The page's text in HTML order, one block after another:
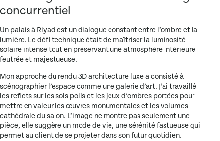
concurrentiel
Un palais à Riyad est un dialogue constant entre l’ombre et la
lumière. Le défi technique était de maîtriser la luminosité
solaire intense tout en préservant une atmosphère intérieure
feutrée et majestueuse.
Mon approche du rendu 3D architecture luxea consisté à
scénographier l’espace comme une galerie d’art. J’ai travaillé
les reflets sur les sols polis et les jeux d’ombres portées pour
mettre en valeur les œuvres monumentales et les volumes
cathédrale du salon. L’image ne montre pas seulement une
pièce, elle suggère un mode de vie, une sérénité fastueuse qui
permet au client de se projeter dans son futur quotidien.